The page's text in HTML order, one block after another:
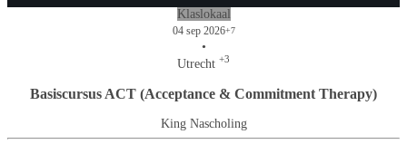
Klaslokaal
04 sep 2026+7
•
Utrecht +3
Basiscursus ACT (Acceptance & Commitment Therapy)
King Nascholing